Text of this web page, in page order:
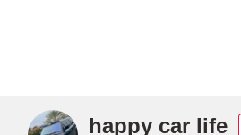
happy car life